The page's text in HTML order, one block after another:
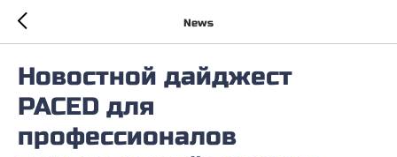
News
Новостной дайджест
PACED для
профессионалов